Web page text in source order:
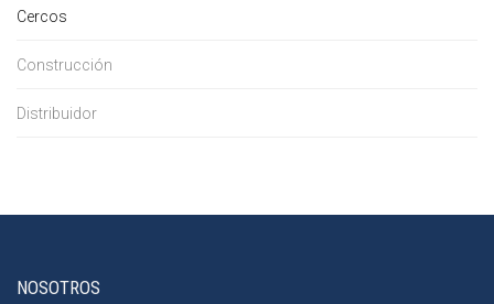
Cercos
Construcción
Distribuidor
NOSOTROS